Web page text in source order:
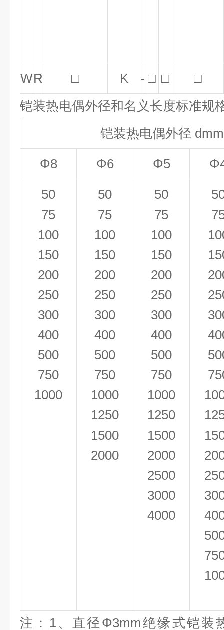
WR □ K - □ □
□
铠装热电偶外径和名义长度标准规
铠装热电偶外径 dmm
Φ8 Φ6 Φ5
50
75
100
150
200
250
300
400
500
750
1000
50
75
100
150
200
250
300
400
500
750
1000
1250
1500
2000
50
75
100
150
200
250
300
400
500
750
1000
1250
1500
2000
2500
3000
4000
注：1、直径Φ3mm绝缘式铠装